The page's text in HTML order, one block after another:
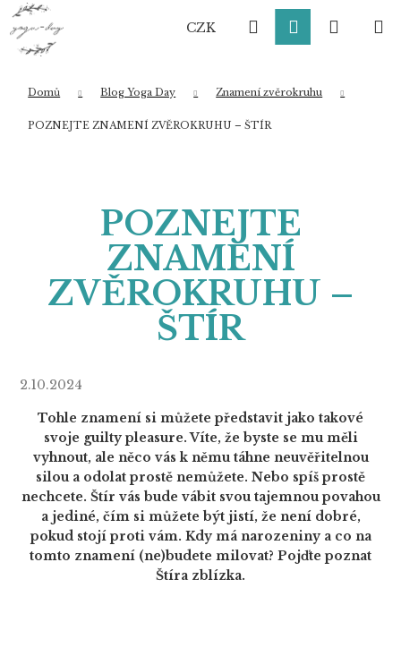
Přejít
obsah
CZK HledatPřihlášení
Domů Blog Yoga Day Znamení zvěrokruhu
POZNEJTE ZNAMENÍ ZVĚROKRUHU – ŠTÍR
POZNEJTE
ZNAMENÍ
ZVĚROKRUHU –
ŠTÍR
2.10.2024
Tohle znamení si můžete představit jako takové
svoje guilty pleasure. Víte, že byste se mu měli
vyhnout, ale něco vás k němu táhne neuvěřitelnou
silou a odolat prostě nemůžete. Nebo spíš prostě
nechcete. Štír vás bude vábit svou tajemnou povahou
a jediné, čím si můžete být jistí, že není dobré,
pokud stojí proti vám. Kdy má narozeniny a co na
tomto znamení (ne)budete milovat? Pojďte poznat
Štíra zblízka.
K
o
Zpět
Zpět
Co potřebujete najít?
Doporučujeme